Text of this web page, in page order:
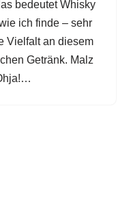
bedeutet Whisky
ich finde – sehr
Vielfalt an diesem
Getränk. Malz